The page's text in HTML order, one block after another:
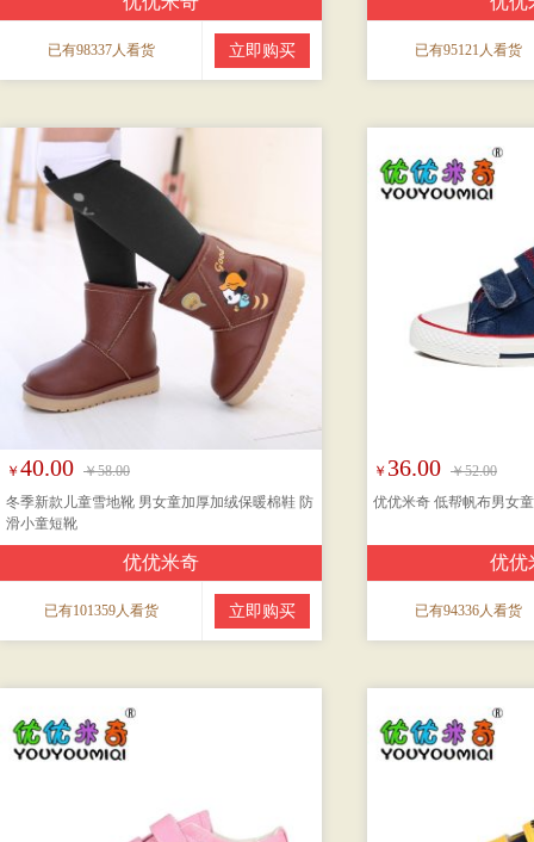
已有98337人看货 立即购买 已有95121人看货
￥ 40.00 ￥58.00
冬季新款儿童雪地靴 男女童加厚加绒保暖棉鞋 防
滑小童短靴
优优米奇
已有101359人看货 立即购买
￥ 36.00 ￥52.00
优优米奇 低帮帆布男女
优优
已有94336人看货